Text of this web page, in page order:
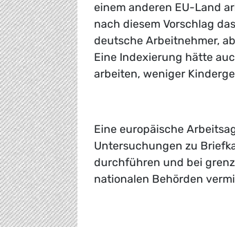
einem anderen EU-Land
nach diesem Vorschlag
deutsche Arbeitnehmer,
Eine Indexierung hätte
arbeiten, weniger
Eine europäische
Untersuchungen zu
durchführen und bei
nationalen Behörden